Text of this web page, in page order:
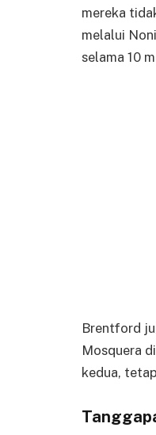
mereka
melalui
selama 10
Brentford
Mosquera
kedua,